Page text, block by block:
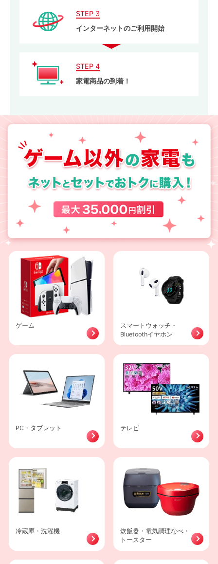
STEP 3
インターネットのご利用開始
STEP 4
家電商品の到着！
ゲーム
スマートウォッチ・
Bluetoothイヤホン
PC・タブレット テレビ
冷蔵庫・洗濯機
炊飯器・電気調理なべ・
トースター